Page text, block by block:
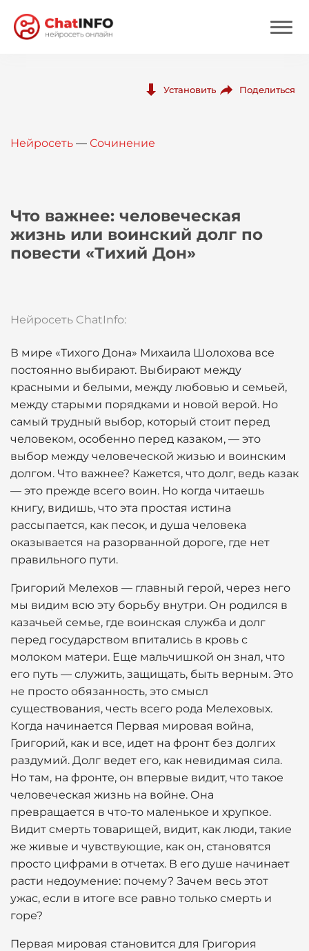
Вход
Установить Поделиться
Нейросеть — Сочинение
Что важнее: человеческая
жизнь или воинский долг по
повести «Тихий Дон»
Нейросеть ChatInfo:
В мире «Тихого Дона» Михаила Шолохова все
постоянно выбирают. Выбирают между
красными и белыми, между любовью и семьей,
между старыми порядками и новой верой. Но
самый трудный выбор, который стоит перед
человеком, особенно перед казаком, — это
выбор между человеческой жизью и воинским
долгом. Что важнее? Кажется, что долг, ведь казак
— это прежде всего воин. Но когда читаешь
книгу, видишь, что эта простая истина
рассыпается, как песок, и душа человека
оказывается на разорванной дороге, где нет
правильного пути.
Григорий Мелехов — главный герой, через него
мы видим всю эту борьбу внутри. Он родился в
казачьей семье, где воинская служба и долг
перед государством впитались в кровь с
молоком матери. Еще мальчишкой он знал, что
его путь — служить, защищать, быть верным. Это
не просто обязанность, это смысл
существования, честь всего рода Мелеховых.
Когда начинается Первая мировая война,
Григорий, как и все, идет на фронт без долгих
раздумий. Долг ведет его, как невидимая сила.
Но там, на фронте, он впервые видит, что такое
человеческая жизнь на войне. Она
превращается в что-то маленькое и хрупкое.
Видит смерть товарищей, видит, как люди, такие
же живые и чувствующие, как он, становятся
просто цифрами в отчетах. В его душе начинает
расти недоумение: почему? Зачем весь этот
ужас, если в итоге все равно только смерть и
горе?
Первая мировая становится для Григория